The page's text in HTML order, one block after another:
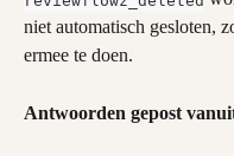
niet automatisch gesloten,
ermee te doen.
Antwoorden gepost